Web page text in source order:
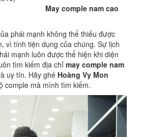
nam cao
phái mạnh không thể thiếu được
vì tính tiện dụng của chúng. Sự lịch
mạnh luôn được thể hiện khi diện
tìm kiếm địa chỉ may comple nam
uy tín. Hãy ghé Hoàng Vy Mon
comple mà mình tìm kiếm.